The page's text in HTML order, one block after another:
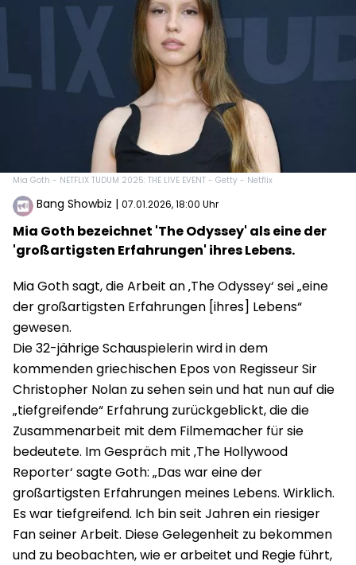
Mia Goth - NETFLIX TUDUM 2025: THE LIVE EVENT - Getty - Netflix
Bang Showbiz | 07.01.2026, 18:00 Uhr
Mia Goth bezeichnet 'The Odyssey' als eine der
'großartigsten Erfahrungen' ihres Lebens.
Mia Goth sagt, die Arbeit an ‚The Odyssey‘ sei „eine
der großartigsten Erfahrungen [ihres] Lebens“
gewesen.
Die 32-jährige Schauspielerin wird in dem
kommenden griechischen Epos von Regisseur Sir
Christopher Nolan zu sehen sein und hat nun auf die
„tiefgreifende“ Erfahrung zurückgeblickt, die die
Zusammenarbeit mit dem Filmemacher für sie
bedeutete. Im Gespräch mit ‚The Hollywood
Reporter‘ sagte Goth: „Das war eine der
großartigsten Erfahrungen meines Lebens. Wirklich.
Es war tiefgreifend. Ich bin seit Jahren ein riesiger
Fan seiner Arbeit. Diese Gelegenheit zu bekommen
und zu beobachten, wie er arbeitet und Regie führt,